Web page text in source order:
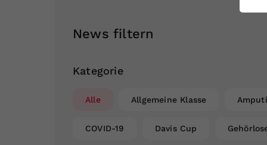
News filtern
Kategorie
Alle Allgemeine Klasse
COVID-19 Davis Cup